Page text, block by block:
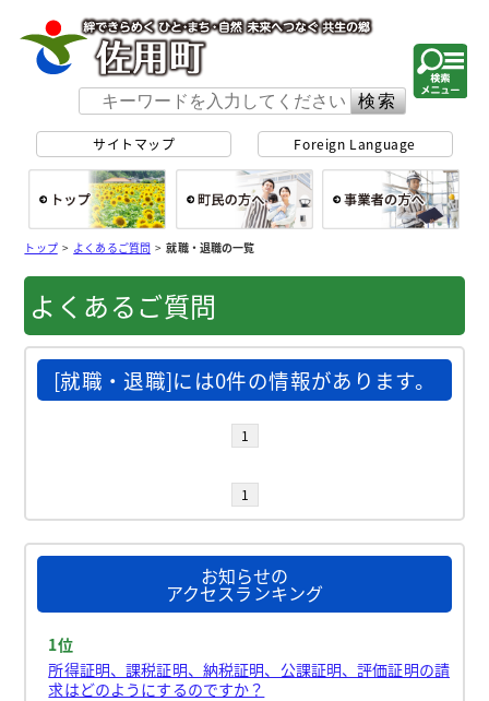
サイトマップ Foreign Language
総合トップ
トップ> よくあるご質問>就職・退職の一覧
よくあるご質問
[就職・退職]には0件の情報があります。
1
1
お知らせの
アクセスランキング
1位
所得証明、課税証明、納税証明、公課証明、評価証明の請
求はどのようにするのですか？